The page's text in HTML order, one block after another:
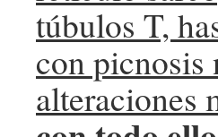
túbulos T,
con
alteraciones